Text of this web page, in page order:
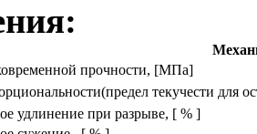
прочности, [МПа]
текучести для
удлинение при разрыве, [ % ]